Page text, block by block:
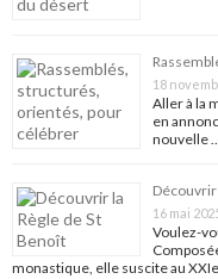
18
Aller à la
en
nouvelle
Découvrir
16 mai
Voulez-
monastique, elle suscite au